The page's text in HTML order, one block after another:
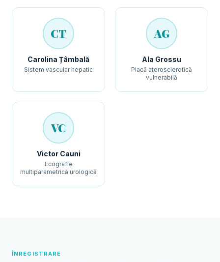
CT
Carolina Țâmbală
Sistem vascular hepatic
AG
Ala Grossu
Placă aterosclerotică
vulnerabilă
VC
Victor Cauni
Ecografie
multiparametrică urologică
ÎNREGISTRARE